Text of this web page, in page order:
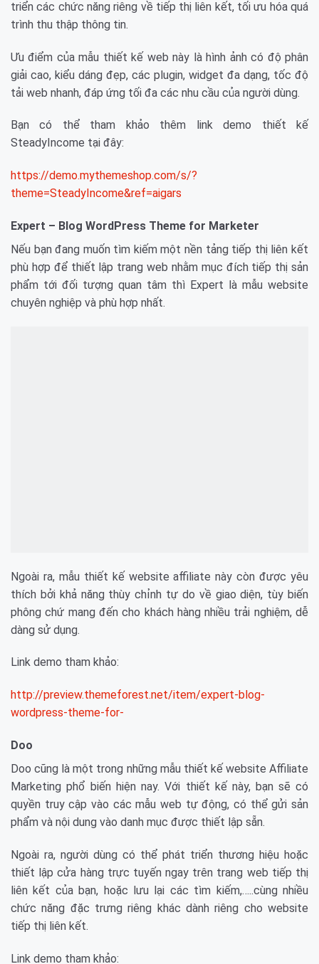
triển các chức năng riêng về tiếp thị liên kết, tối ưu hóa quá
trình thu thập thông tin.
Ưu điểm của mẫu thiết kế web này là hình ảnh có độ phân
giải cao, kiểu dáng đẹp, các plugin, widget đa dạng, tốc độ
tải web nhanh, đáp ứng tối đa các nhu cầu của người dùng.
Bạn có thể tham khảo thêm link demo thiết kế
SteadyIncome tại đây:
https://demo.mythemeshop.com/s/?
theme=SteadyIncome&ref=aigars
Expert – Blog WordPress Theme for Marketer
Nếu bạn đang muốn tìm kiếm một nền tảng tiếp thị liên kết
phù hợp để thiết lập trang web nhằm mục đích tiếp thị sản
phẩm tới đối tượng quan tâm thì Expert là mẫu website
chuyên nghiệp và phù hợp nhất.
Ngoài ra, mẫu thiết kế website affiliate này còn được yêu
thích bởi khả năng thùy chỉnh tự do về giao diện, tùy biến
phông chứ mang đến cho khách hàng nhiều trải nghiệm, dễ
dàng sử dụng.
Link demo tham khảo:
http://preview.themeforest.net/item/expert-blog-
wordpress-theme-for-
Doo
Doo cũng là một trong những mẫu thiết kế website Affiliate
Marketing phổ biến hiện nay. Với thiết kế này, bạn sẽ có
quyền truy cập vào các mẫu web tự động, có thể gửi sản
phẩm và nội dung vào danh mục được thiết lập sẵn.
Ngoài ra, người dùng có thể phát triển thương hiệu hoặc
thiết lập cửa hàng trực tuyến ngay trên trang web tiếp thị
liên kết của bạn, hoặc lưu lại các tìm kiếm,…..cùng nhiều
chức năng đặc trưng riêng khác dành riêng cho website
tiếp thị liên kết.
Link demo tham khảo: